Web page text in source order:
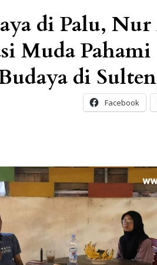
di Palu, Nur
Muda Pahami
di
Facebook